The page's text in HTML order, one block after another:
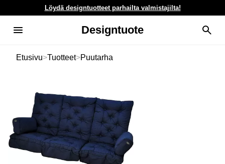
Löydä designtuotteet parhailta valmistajilta!
Designtuote
Etusivu>Tuotteet>Puutarha